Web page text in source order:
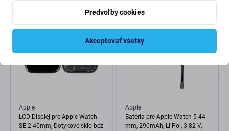
Apple
LCD Displej pre Apple Watch
SE 2 40mm, Dotykové sklo bez
Apple
Batéria pre Apple Watch 5 44
mm, 290mAh, Li-Pol, 3.82 V,
Predvoľby cookies
Akceptovať všetky